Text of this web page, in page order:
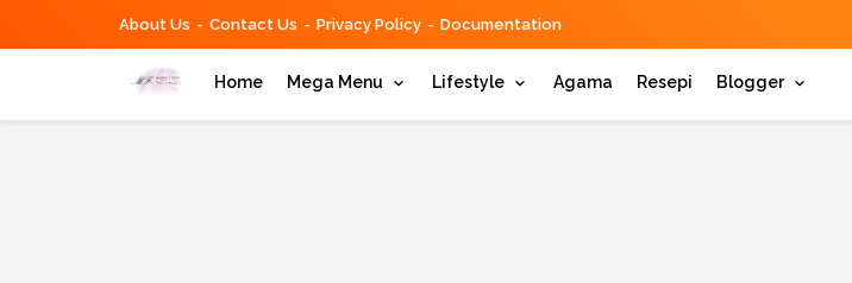
About Us Contact Us Privacy Policy Documentation
Home Mega Menu Lifestyle Agama Resepi Blogger